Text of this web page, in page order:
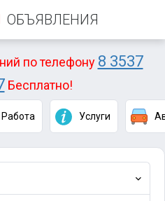
ОБЪЯВЛЕНИЯ
по телефону 8 3537
Бесплатно!
Работа Услуги